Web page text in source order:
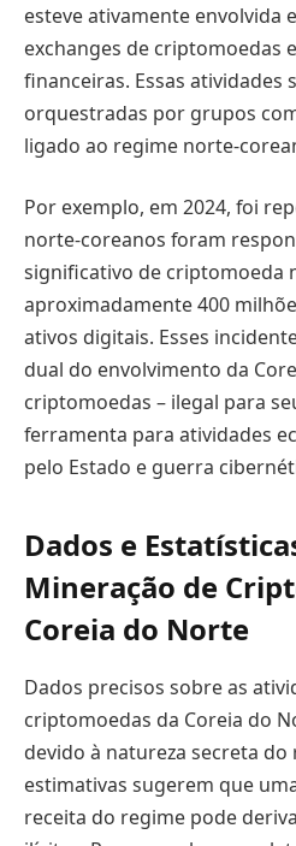
esteve ativamente envolvida
exchanges de criptomoedas
financeiras. Essas atividades
orquestradas por grupos
ligado ao regime norte-
Por exemplo, em 2024, foi
norte-coreanos foram
significativo de criptomoeda
aproximadamente 400
ativos digitais. Esses
dual do envolvimento da
criptomoedas – ilegal para
ferramenta para atividades
pelo Estado e guerra
Dados e
Mineração de
Coreia do Norte
Dados precisos sobre as
criptomoedas da Coreia do
devido à natureza secreta
estimativas sugerem que
receita do regime pode